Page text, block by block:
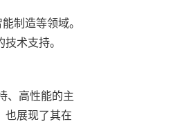
制造等领域。
术支持。
、高性能的主
也展现了其在